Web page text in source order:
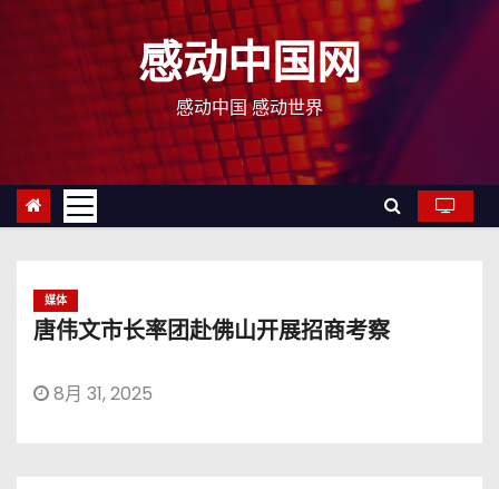
感动中国网
感动中国 感动世界
媒体
唐伟文市长率团赴佛山开展招商考察
8月 31, 2025